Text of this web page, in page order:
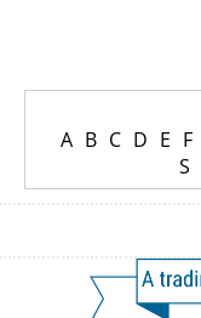
A B C D E F
S